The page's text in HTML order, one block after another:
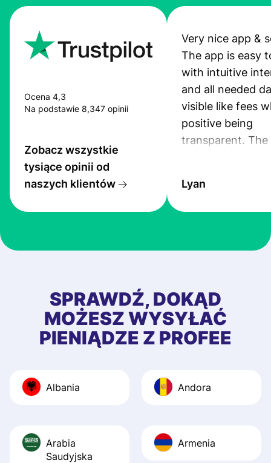
Ocena 4,3
Na podstawie 8,347 opinii
Zobacz wszystkie
tysiące opinii od
naszych klientów
Very nice app &
The app is easy
with intuitive
and all needed
visible like fees
positive being
transparent. The
the exchange
at Profee is very
first started
app, and they
quick to provide
and helpful
Recommend it!
Lyan
SPRAWDŹ, DOKĄD
MOŻESZ WYSYŁAĆ
PIENIĄDZE Z PROFEE
Albania Andora
Arabia
Saudyjska
Armenia